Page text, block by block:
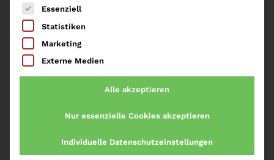
Startseite»Bestechung im Gesundheitswesen
Impressum
Es folgt eine Liste der Service-Gruppen, für die
Essenziell
Statistiken
Marketing
Externe Medien
Alle akzeptieren
Nur essenzielle Cookies akzeptieren
Individuelle Datenschutzeinstellungen